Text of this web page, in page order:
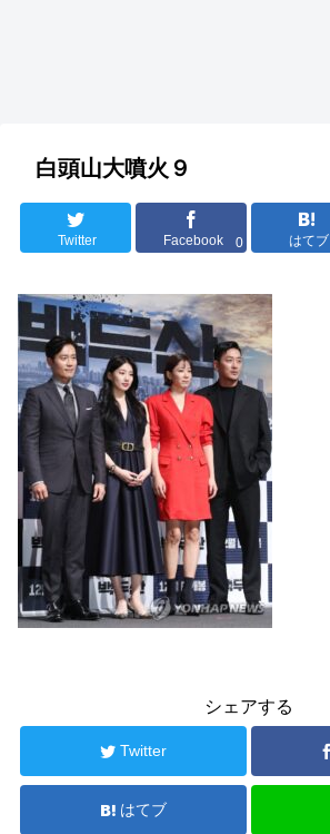
白頭山大噴火９
Twitter Facebook 0 はてブ
シェアする
Twitter
はてブ